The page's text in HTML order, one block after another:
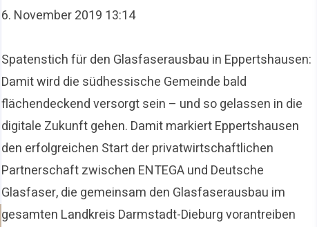
6. November 2019 13:14
Spatenstich für den Glasfaserausbau in Eppertshausen:
Damit wird die südhessische Gemeinde bald
flächendeckend versorgt sein – und so gelassen in die
digitale Zukunft gehen. Damit markiert Eppertshausen
den erfolgreichen Start der privatwirtschaftlichen
Partnerschaft zwischen ENTEGA und Deutsche
Glasfaser, die gemeinsam den Glasfaserausbau im
gesamten Landkreis Darmstadt-Dieburg vorantreiben